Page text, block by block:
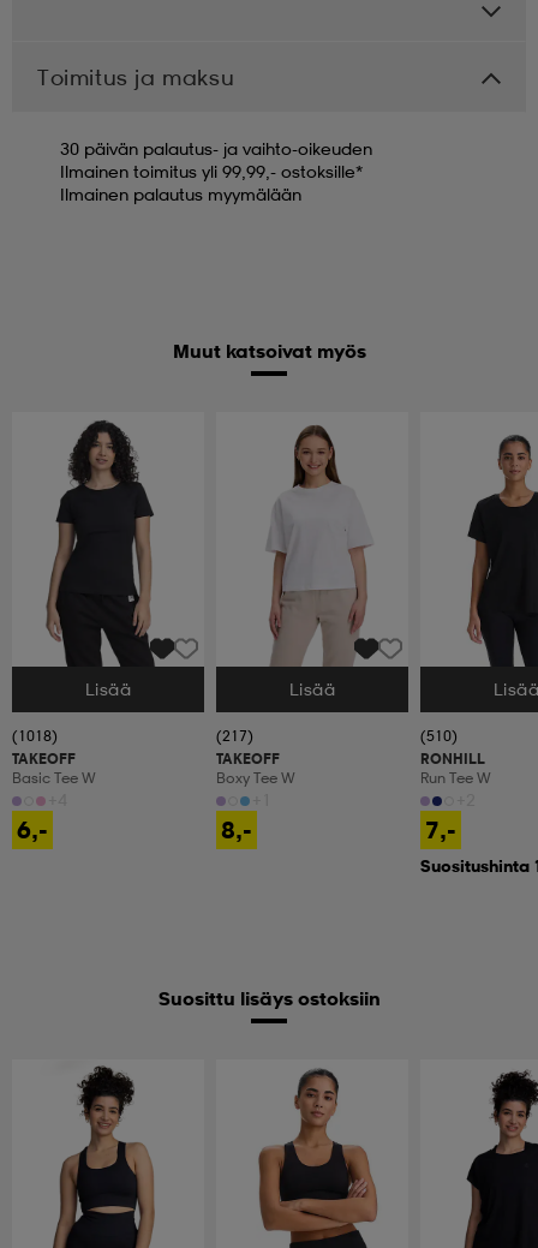
Toimitus ja maksu
30 päivän palautus- ja vaihto-oikeuden
Ilmainen toimitus yli 99,99,- ostoksille*
Ilmainen palautus myymälään
Muut katsoivat myös
Valitse Koko
Lisää
(1018)
TAKEOFF
Basic Tee W
6,-
Valitse Koko
Lisää
(217)
TAKEOFF
Boxy Tee W
8,-
Valitse Koko
(510)
RONHILL
Run Tee W
7,-
Suositushinta
Suosittu lisäys ostoksiin